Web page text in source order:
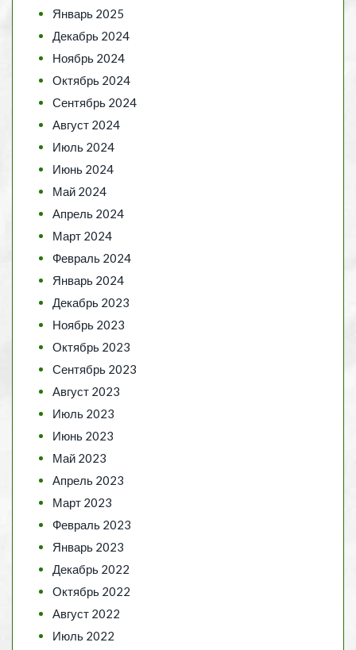
Январь 2025
Декабрь 2024
Ноябрь 2024
Октябрь 2024
Сентябрь 2024
Август 2024
Июль 2024
Июнь 2024
Май 2024
Апрель 2024
Март 2024
Февраль 2024
Январь 2024
Декабрь 2023
Ноябрь 2023
Октябрь 2023
Сентябрь 2023
Август 2023
Июль 2023
Июнь 2023
Май 2023
Апрель 2023
Март 2023
Февраль 2023
Январь 2023
Декабрь 2022
Октябрь 2022
Август 2022
Июль 2022